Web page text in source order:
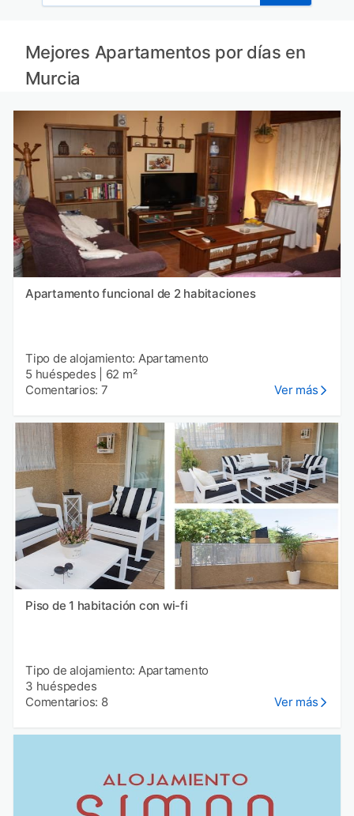
Mejores Apartamentos por días en
Murcia
Apartamento funcional de 2 habitaciones
Tipo de alojamiento: Apartamento
5 huéspedes
62 m²
Comentarios: 7
Ver más
Piso de 1 habitación con wi-fi
Tipo de alojamiento: Apartamento
3 huéspedes
Comentarios: 8
Ver más